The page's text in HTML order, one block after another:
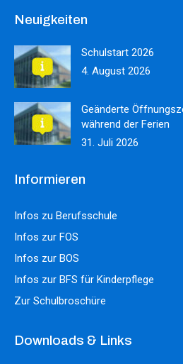
Neuigkeiten
Schulstart 2026
4. August 2026
Geänderte
während der Ferien
31. Juli 2026
Informieren
Infos zu Berufsschule
Infos zur FOS
Infos zur BOS
Infos zur BFS für Kinderpflege
Zur Schulbroschüre
Downloads & Links